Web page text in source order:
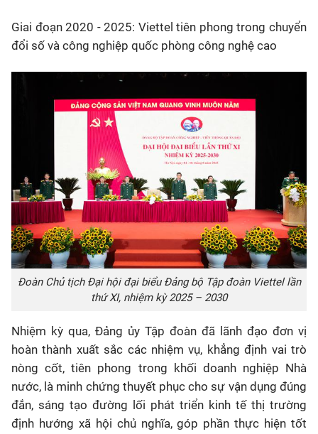
Giai đoạn 2020 - 2025: Viettel tiên phong trong chuyển
đổi số và công nghiệp quốc phòng công nghệ cao
Đoàn Chủ tịch Đại hội đại biểu Đảng bộ Tập đoàn Viettel lần
thứ XI, nhiệm kỳ 2025 – 2030
Nhiệm kỳ qua, Đảng ủy Tập đoàn đã lãnh đạo đơn vị
hoàn thành xuất sắc các nhiệm vụ, khẳng định vai trò
nòng cốt, tiên phong trong khối doanh nghiệp Nhà
nước, là minh chứng thuyết phục cho sự vận dụng đúng
đắn, sáng tạo đường lối phát triển kinh tế thị trường
định hướng xã hội chủ nghĩa, góp phần thực hiện tốt